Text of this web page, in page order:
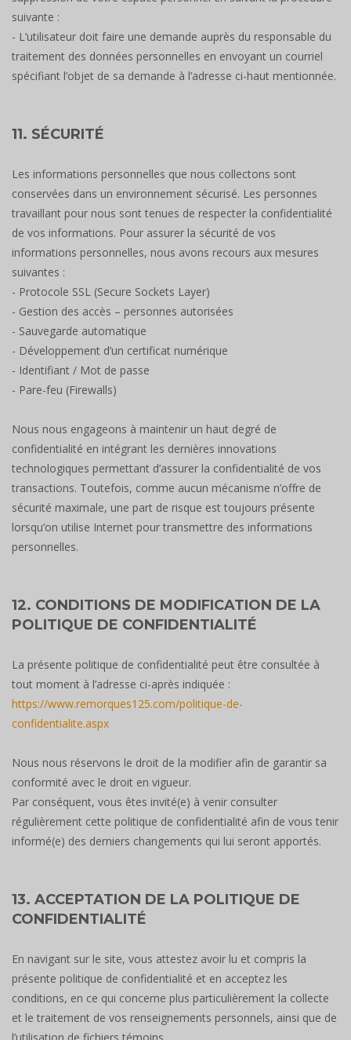
suivante :
- L’utilisateur doit faire une demande auprès du responsable du
traitement des données personnelles en envoyant un courriel
spécifiant l’objet de sa demande à l’adresse ci-haut mentionnée.
11. SÉCURITÉ
Les informations personnelles que nous collectons sont
conservées dans un environnement sécurisé. Les personnes
travaillant pour nous sont tenues de respecter la confidentialité
de vos informations. Pour assurer la sécurité de vos
informations personnelles, nous avons recours aux mesures
suivantes :
- Protocole SSL (Secure Sockets Layer)
- Gestion des accès – personnes autorisées
- Sauvegarde automatique
- Développement d’un certificat numérique
- Identifiant / Mot de passe
- Pare-feu (Firewalls)
Nous nous engageons à maintenir un haut degré de
confidentialité en intégrant les dernières innovations
technologiques permettant d’assurer la confidentialité de vos
transactions. Toutefois, comme aucun mécanisme n’offre de
sécurité maximale, une part de risque est toujours présente
lorsqu’on utilise Internet pour transmettre des informations
personnelles.
12. CONDITIONS DE MODIFICATION DE LA
POLITIQUE DE CONFIDENTIALITÉ
La présente politique de confidentialité peut être consultée à
tout moment à l’adresse ci-après indiquée :
https://www.remorques125.com/politique-de-
confidentialite.aspx
Nous nous réservons le droit de la modifier afin de garantir sa
conformité avec le droit en vigueur.
Par conséquent, vous êtes invité(e) à venir consulter
régulièrement cette politique de confidentialité afin de vous tenir
informé(e) des derniers changements qui lui seront apportés.
13. ACCEPTATION DE LA POLITIQUE DE
CONFIDENTIALITÉ
En navigant sur le site, vous attestez avoir lu et compris la
présente politique de confidentialité et en acceptez les
conditions, en ce qui concerne plus particulièrement la collecte
et le traitement de vos renseignements personnels, ainsi que de